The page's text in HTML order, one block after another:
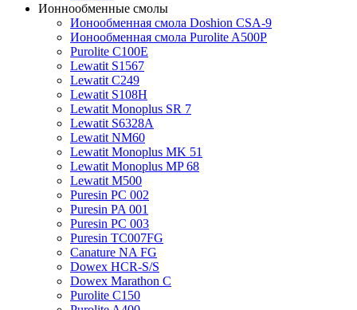
Ионнообменные смолы
Ионообменная смола Doshion CSA-9
Ионообменная смола Purolite A500P
Purolite C100E
Lewatit S1567
Lewatit С249
Lewatit S108H
Lewatit Monoplus SR 7
Lewatit S6328A
Lewatit NM60
Lewatit Monoplus MK 51
Lewatit Monoplus MP 68
Lewatit М500
Puresin PC 002
Puresin PA 001
Puresin PC 003
Puresin TC007FG
Canature NA FG
Dowex HCR-S/S
Dowex Marathon C
Purolite C150